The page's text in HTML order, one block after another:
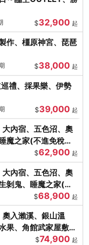
$32,900 起
作、橿原神宮、琵琶
$38,000 起
禮、採果樂、伊勢
$39,000 起
內宿、五色沼、奧
魔之家(不進免稅店)
$62,900 起
內宿、五色沼、奧
剝鬼、睡魔之家(不
$68,900 起
入瀨溪、銀山溫
果、角館武家屋敷
$74,900 起